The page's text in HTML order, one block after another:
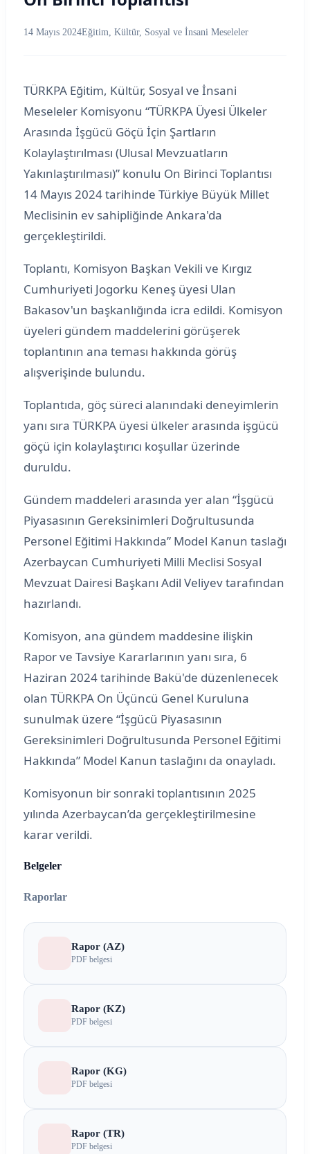
14 Mayıs 2024Eğitim, Kültür, Sosyal ve İnsani Meseleler
TÜRKPA Eğitim, Kültür, Sosyal ve İnsani
Meseleler Komisyonu “TÜRKPA Üyesi Ülkeler
Arasında İşgücü Göçü İçin Şartların
Kolaylaştırılması (Ulusal Mevzuatların
Yakınlaştırılması)” konulu On Birinci Toplantısı
14 Mayıs 2024 tarihinde Türkiye Büyük Millet
Meclisinin ev sahipliğinde Ankara'da
gerçekleştirildi.
Toplantı, Komisyon Başkan Vekili ve Kırgız
Cumhuriyeti Jogorku Keneş üyesi Ulan
Bakasov'un başkanlığında icra edildi. Komisyon
üyeleri gündem maddelerini görüşerek
toplantının ana teması hakkında görüş
alışverişinde bulundu.
Toplantıda, göç süreci alanındaki deneyimlerin
yanı sıra TÜRKPA üyesi ülkeler arasında işgücü
göçü için kolaylaştırıcı koşullar üzerinde
duruldu.
Gündem maddeleri arasında yer alan “İşgücü
Piyasasının Gereksinimleri Doğrultusunda
Personel Eğitimi Hakkında” Model Kanun taslağı
Azerbaycan Cumhuriyeti Milli Meclisi Sosyal
Mevzuat Dairesi Başkanı Adil Veliyev tarafından
hazırlandı.
Komisyon, ana gündem maddesine ilişkin
Rapor ve Tavsiye Kararlarının yanı sıra, 6
Haziran 2024 tarihinde Bakü'de düzenlenecek
olan TÜRKPA On Üçüncü Genel Kuruluna
sunulmak üzere “İşgücü Piyasasının
Gereksinimleri Doğrultusunda Personel Eğitimi
Hakkında” Model Kanun taslağını da onayladı.
Komisyonun bir sonraki toplantısının 2025
yılında Azerbaycan’da gerçekleştirilmesine
karar verildi.
Belgeler
Raporlar
Rapor (AZ)
PDF belgesi
Rapor (KZ)
PDF belgesi
Rapor (KG)
PDF belgesi
Rapor (TR)
PDF belgesi